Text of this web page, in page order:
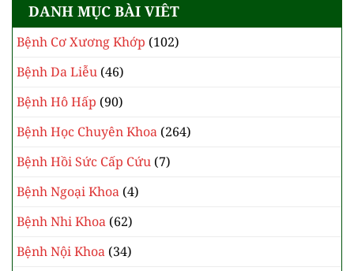
DANH MỤC BÀI VIÊT
Bệnh Cơ Xương Khớp (102)
Bệnh Da Liễu (46)
Bệnh Hô Hấp (90)
Bệnh Học Chuyên Khoa (264)
Bệnh Hồi Sức Cấp Cứu (7)
Bệnh Ngoại Khoa (4)
Bệnh Nhi Khoa (62)
Bệnh Nội Khoa (34)